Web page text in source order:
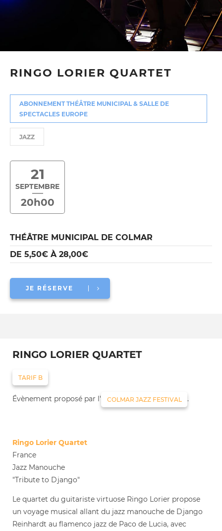
RINGO LORIER QUARTET
ABONNEMENT THÉÂTRE MUNICIPAL & SALLE DE
SPECTACLES EUROPE
JAZZ
21
SEPTEMBRE
20h00
THÉÂTRE MUNICIPAL DE COLMAR
DE 5,50€ À 28,00€
JE RÉSERVE
RINGO LORIER QUARTET
TARIF B
Évènement proposé par l' COLMAR JAZZ FESTIVAL .
Ringo Lorier Quartet
France
Jazz Manouche
"Tribute to Django"
Le quartet du guitariste virtuose Ringo Lorier propose
un voyage musical allant du jazz manouche de Django
Reinhardt au flamenco jazz de Paco de Lucia, avec